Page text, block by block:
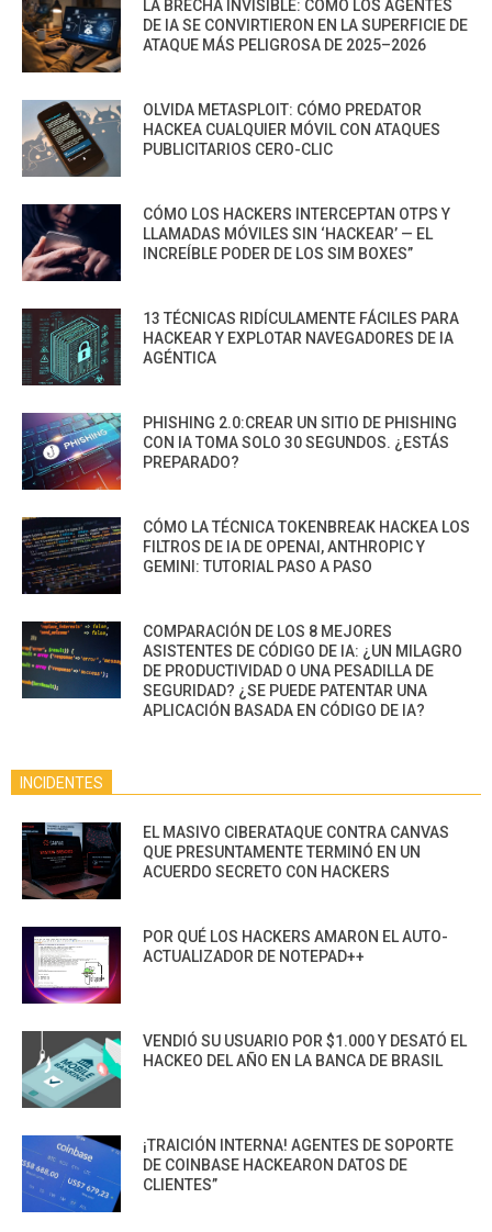
LA BRECHA INVISIBLE: CÓMO LOS AGENTES
DE IA SE CONVIRTIERON EN LA SUPERFICIE DE
ATAQUE MÁS PELIGROSA DE 2025–2026
OLVIDA METASPLOIT: CÓMO PREDATOR
HACKEA CUALQUIER MÓVIL CON ATAQUES
PUBLICITARIOS CERO-CLIC
CÓMO LOS HACKERS INTERCEPTAN OTPS Y
LLAMADAS MÓVILES SIN ‘HACKEAR’ — EL
INCREÍBLE PODER DE LOS SIM BOXES”
13 TÉCNICAS RIDÍCULAMENTE FÁCILES PARA
HACKEAR Y EXPLOTAR NAVEGADORES DE IA
AGÉNTICA
PHISHING 2.0:CREAR UN SITIO DE PHISHING
CON IA TOMA SOLO 30 SEGUNDOS. ¿ESTÁS
PREPARADO?
CÓMO LA TÉCNICA TOKENBREAK HACKEA LOS
FILTROS DE IA DE OPENAI, ANTHROPIC Y
GEMINI: TUTORIAL PASO A PASO
COMPARACIÓN DE LOS 8 MEJORES
ASISTENTES DE CÓDIGO DE IA: ¿UN MILAGRO
DE PRODUCTIVIDAD O UNA PESADILLA DE
SEGURIDAD? ¿SE PUEDE PATENTAR UNA
APLICACIÓN BASADA EN CÓDIGO DE IA?
INCIDENTES
EL MASIVO CIBERATAQUE CONTRA CANVAS
QUE PRESUNTAMENTE TERMINÓ EN UN
ACUERDO SECRETO CON HACKERS
POR QUÉ LOS HACKERS AMARON EL AUTO-
ACTUALIZADOR DE NOTEPAD++
VENDIÓ SU USUARIO POR $1.000 Y DESATÓ EL
HACKEO DEL AÑO EN LA BANCA DE BRASIL
¡TRAICIÓN INTERNA! AGENTES DE SOPORTE
DE COINBASE HACKEARON DATOS DE
CLIENTES”